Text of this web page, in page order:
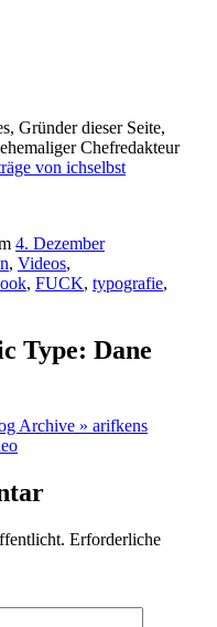
Gründer dieser Seite,
Chefredakteur
von ichselbst
4. Dezember
, Videos,
, FUCK, typografie,
Type: Dane
Archive » arifkens
Erforderliche